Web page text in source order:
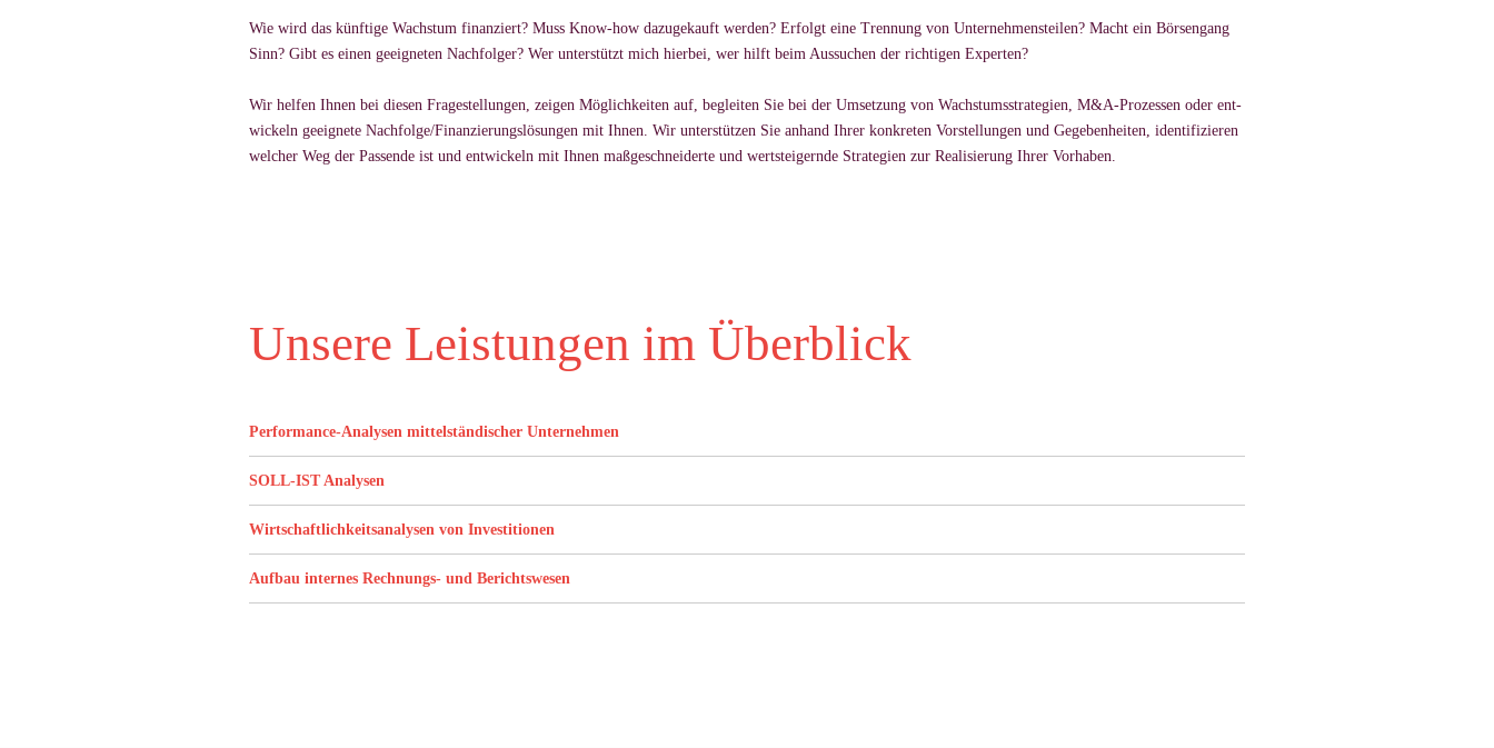
Wie wird das künf­tige Wachs­tum fi­nan­ziert? Muss Know-how da­zu­ge­kauft wer­den? Er­folgt eine Tren­nung von Un­ter­neh­mens­tei­len? Macht ein Börsen­gang
Sinn? Gibt es einen ge­eig­ne­ten Nach­fol­ger? Wer unterstützt mich hierbei, wer hilft beim Aussuchen der richtigen Experten?
Wir hel­fen Ih­nen bei die­sen Fra­ge­stel­lun­gen, zei­gen Möglich­kei­ten auf, be­glei­ten Sie bei der Um­set­zung von Wachs­tums­stra­te­gien, M&A-Pro­zes­sen oder ent­
wi­ckeln ge­eig­nete Nach­folge/Fi­nan­zie­rungslösun­gen mit Ih­nen. Wir un­terstützen Sie an­hand Ih­rer kon­kre­ten Vor­stel­lun­gen und Ge­ge­ben­hei­ten, iden­ti­fi­zie­ren
wel­cher Weg der Pas­sende ist und ent­wi­ckeln mit Ih­nen maßge­schnei­derte und wert­stei­gernde Stra­te­gien zur Rea­li­sie­rung Ih­rer Vor­ha­ben.
Unsere Leistungen im Überblick
Performance-Analysen mittelständischer Unternehmen
SOLL-IST Analysen
Wirtschaftlichkeitsanalysen von Investitionen
Aufbau internes Rechnungs- und Berichtswesen